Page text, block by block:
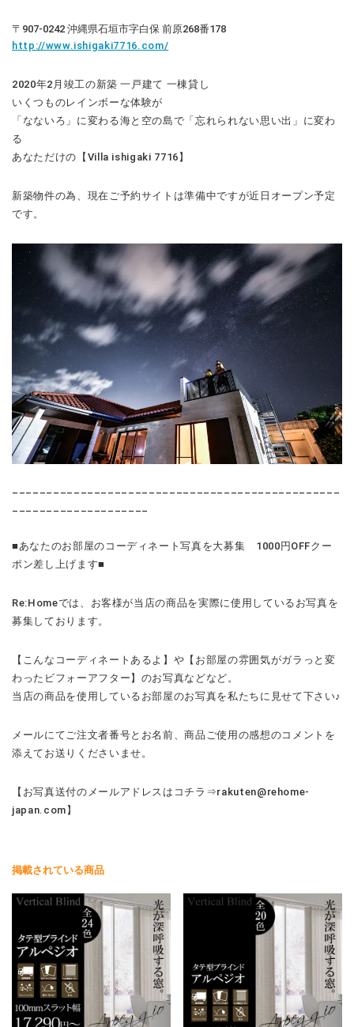
〒907-0242 沖縄県石垣市字白保 前原268番178
http://www.ishigaki7716.com/
2020年2月竣工の新築 一戸建て 一棟貸し
いくつものレインボーな体験が
「なないろ」に変わる海と空の島で「忘れられない思い出」に変わ
る
あなただけの【Villa ishigaki 7716】
新築物件の為、現在ご予約サイトは準備中ですが近日オープン予定
です。
■あなたのお部屋のコーディネート写真を大募集 1000円OFFクー
ポン差し上げます■
Re:Homeでは、お客様が当店の商品を実際に使用しているお写真を
募集しております。
【こんなコーディネートあるよ】や【お部屋の雰囲気がガラっと変
わったビフォーアフター】のお写真などなど。
当店の商品を使用しているお部屋のお写真を私たちに見せて下さい♪
メールにてご注文者番号とお名前、商品ご使用の感想のコメントを
添えてお送りくださいませ。
【お写真送付のメールアドレスはコチラ⇒rakuten@rehome-
japan.com】
掲載されている商品